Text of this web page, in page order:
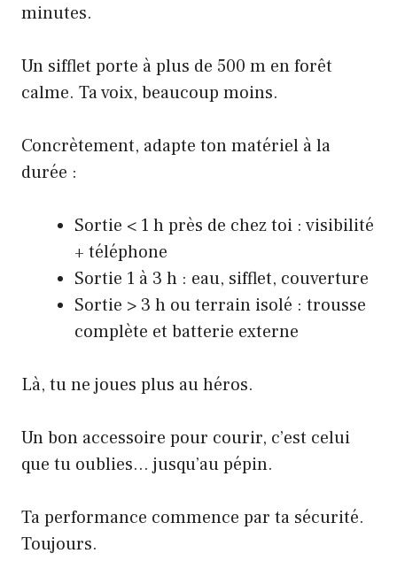
minutes.
Un sifflet porte à plus de 500 m en forêt
calme. Ta voix, beaucoup moins.
Concrètement, adapte ton matériel à la
durée :
Sortie < 1 h près de chez toi : visibilité
+ téléphone
Sortie 1 à 3 h : eau, sifflet, couverture
Sortie > 3 h ou terrain isolé : trousse
complète et batterie externe
Là, tu ne joues plus au héros.
Un bon accessoire pour courir, c’est celui
que tu oublies… jusqu’au pépin.
Ta performance commence par ta sécurité.
Toujours.